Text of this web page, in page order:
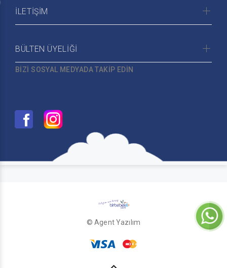
İLETİŞİM
BÜLTEN ÜYELİĞİ
BİZİ SOSYAL MEDYADA TAKİP EDİN
© Agent Yazılım